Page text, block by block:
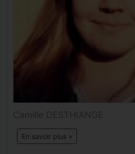
Camille DESTHIANGE
En savoir plus »